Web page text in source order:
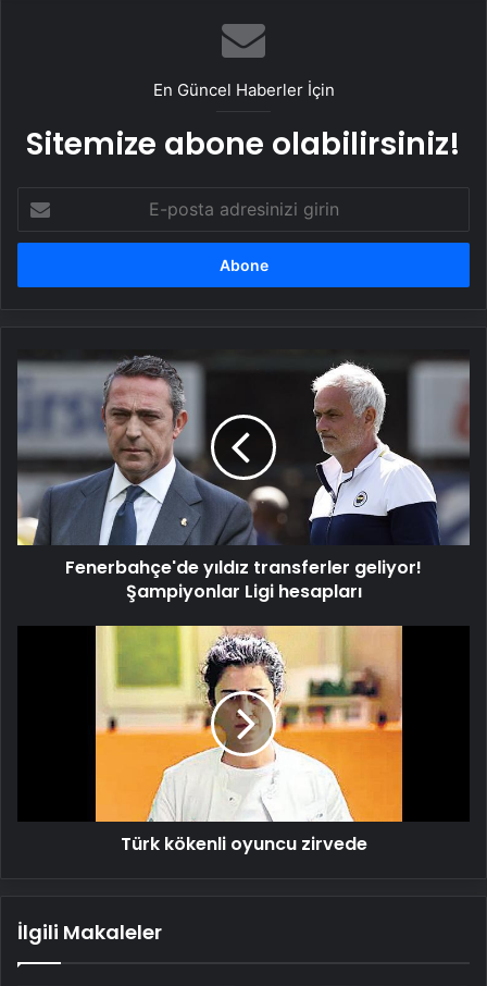
En Güncel Haberler İçin
Sitemize abone olabilirsiniz!
posta
adresinizi
Fenerbahçe'de
Şampiyonlar
Ligi
hesapları
Fenerbahçe'de yıldız transferler geliyor!
Şampiyonlar Ligi hesapları
Türk kökenli oyuncu zirvede
İlgili Makaleler